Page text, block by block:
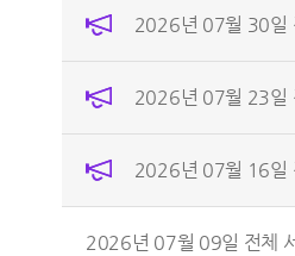
2026년 07월 30일
2026년 07월 23일
2026년 07월 16일
2026년 07월 09일 전체